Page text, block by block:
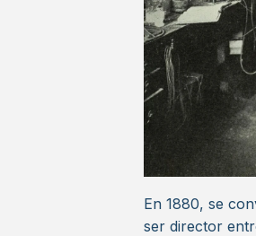
En 1880, se
ser director